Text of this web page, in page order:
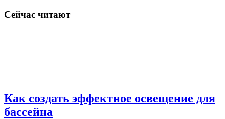
Сейчас читают
Как создать эффектное освещение для
бассейна